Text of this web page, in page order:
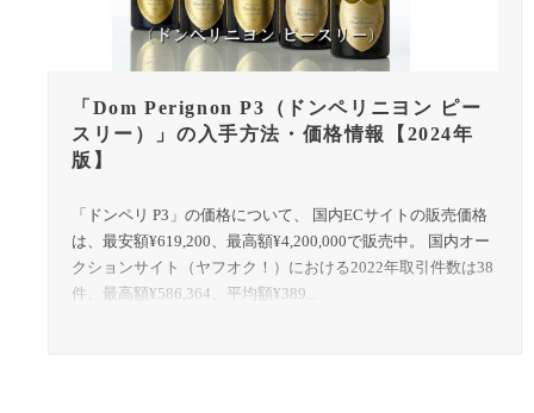
「Dom Perignon P3（ドンペリニヨン ピー
スリー）」の入手方法・価格情報【2024年
版】
「ドンペリ P3」の価格について、 国内ECサイトの販売価格
は、最安額¥619,200、最高額¥4,200,000で販売中。 国内オー
クションサイト（ヤフオク！）における2022年取引件数は38
件、最高額¥586,364、平均額¥389...